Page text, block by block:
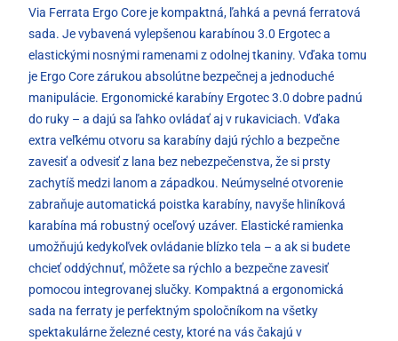
Via Ferrata Ergo Core je kompaktná, ľahká a pevná ferratová
sada. Je vybavená vylepšenou karabínou 3.0 Ergotec a
elastickými nosnými ramenami z odolnej tkaniny. Vďaka tomu
je Ergo Core zárukou absolútne bezpečnej a jednoduché
manipulácie. Ergonomické karabíny Ergotec 3.0 dobre padnú
do ruky – a dajú sa ľahko ovládať aj v rukaviciach. Vďaka
extra veľkému otvoru sa karabíny dajú rýchlo a bezpečne
zavesiť a odvesiť z lana bez nebezpečenstva, že si prsty
zachytíš medzi lanom a západkou. Neúmyselné otvorenie
zabraňuje automatická poistka karabíny, navyše hliníková
karabína má robustný oceľový uzáver. Elastické ramienka
umožňujú kedykoľvek ovládanie blízko tela – a ak si budete
chcieť oddýchnuť, môžete sa rýchlo a bezpečne zavesiť
pomocou integrovanej slučky. Kompaktná a ergonomická
sada na ferraty je perfektným spoločníkom na všetky
spektakulárne železné cesty, ktoré na vás čakajú v